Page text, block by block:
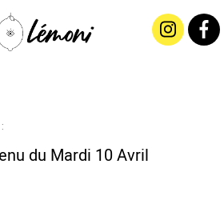
:
du Mardi 10 Avril